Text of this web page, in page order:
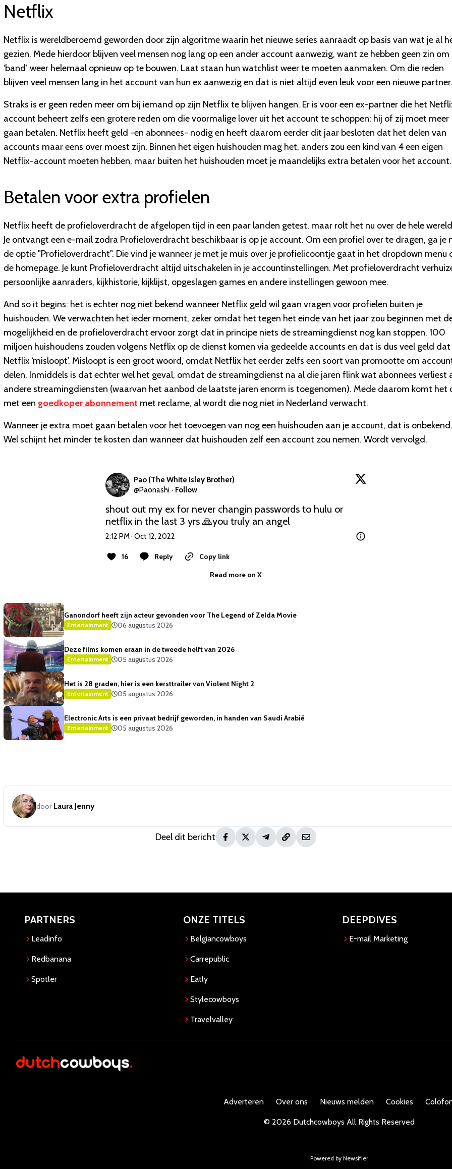
Netflix
Netflix is wereldberoemd geworden door zijn algoritme waarin het nieuwe series aanraadt op basis van wat je al
gezien. Mede hierdoor blijven veel mensen nog lang op een ander account aanwezig, want ze hebben geen zin om
‘band’ weer helemaal opnieuw op te bouwen. Laat staan hun watchlist weer te moeten aanmaken. Om die reden
blijven veel mensen lang in het account van hun ex aanwezig en dat is niet altijd even leuk voor een nieuwe partner.
Straks is er geen reden meer om bij iemand op zijn Netflix te blijven hangen. Er is voor een ex-partner die het
account beheert zelfs een grotere reden om die voormalige lover uit het account te schoppen: hij of zij moet meer
gaan betalen. Netflix heeft geld -en abonnees- nodig en heeft daarom eerder dit jaar besloten dat het delen van
accounts maar eens over moest zijn. Binnen het eigen huishouden mag het, anders zou een kind van 4 een eigen
Netflix-account moeten hebben, maar buiten het huishouden moet je maandelijks extra betalen voor het account.
Betalen voor extra profielen
Netflix heeft de profieloverdracht de afgelopen tijd in een paar landen getest, maar rolt het nu over de hele
Je ontvangt een e-mail zodra Profieloverdracht beschikbaar is op je account. Om een profiel over te dragen, ga je
de optie "Profieloverdracht". Die vind je wanneer je met je muis over je profielicoontje gaat in het dropdown menu
de homepage. Je kunt Profieloverdracht altijd uitschakelen in je accountinstellingen. Met profieloverdracht
persoonlijke aanraders, kijkhistorie, kijklijst, opgeslagen games en andere instellingen gewoon mee.
And so it begins: het is echter nog niet bekend wanneer Netflix geld wil gaan vragen voor profielen buiten je
huishouden. We verwachten het ieder moment, zeker omdat het tegen het einde van het jaar zou beginnen met
mogelijkheid en de profieloverdracht ervoor zorgt dat in principe niets de streamingdienst nog kan stoppen. 100
miljoen huishoudens zouden volgens Netflix op de dienst komen via gedeelde accounts en dat is dus veel geld dat
Netflix ‘misloopt’. Misloopt is een groot woord, omdat Netflix het eerder zelfs een soort van promootte om
delen. Inmiddels is dat echter wel het geval, omdat de streamingdienst na al die jaren flink wat abonnees verliest
andere streamingdiensten (waarvan het aanbod de laatste jaren enorm is toegenomen). Mede daarom komt het
met een goedkoper abonnement met reclame, al wordt die nog niet in Nederland verwacht.
Wanneer je extra moet gaan betalen voor het toevoegen van nog een huishouden aan je account, dat is onbekend.
Wel schijnt het minder te kosten dan wanneer dat huishouden zelf een account zou nemen. Wordt vervolgd.
Pao (The White Isley Brother)
@Paonashi · Follow
shout out my ex for never changin passwords to hulu or
netflix in the last 3 yrs 🙏you truly an angel
2:12 PM · Oct 12, 2022
16 Reply
Copy link
Read more on X
Ganondorf heeft zijn acteur gevonden voor The Legend of Zelda Movie
Entertainment 06 augustus 2026
Deze films komen eraan in de tweede helft van 2026
Entertainment 05 augustus 2026
Het is 28 graden, hier is een kersttrailer van Violent Night 2
Entertainment 05 augustus 2026
Electronic Arts is een privaat bedrijf geworden, in handen van Saudi Arabië
Entertainment 05 augustus 2026
door Laura Jenny
Deel dit bericht
PARTNERS
Leadinfo
Redbanana
Spotler
ONZE TITELS
Belgiancowboys
Carrepublic
Eatly
Stylecowboys
Travelvalley
DEEPDIVES
E-mail Marketing
Adverteren Over ons Nieuws melden Cookies
© 2026 Dutchcowboys All Rights Reserved
Powered by Newsifier